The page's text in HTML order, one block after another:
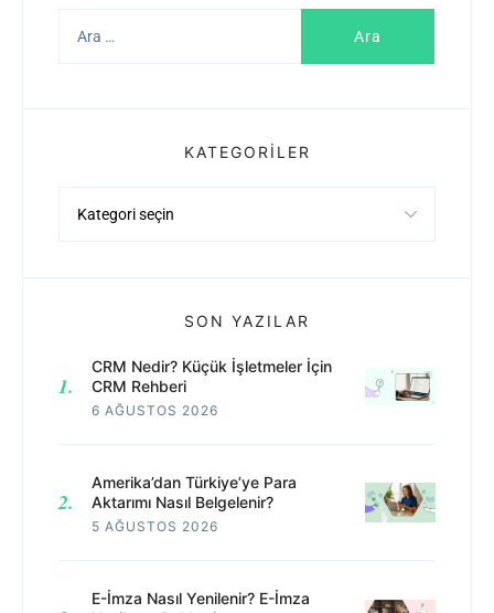
KATEGORILER
SON YAZILAR
CRM Nedir? Küçük İşletmeler İçin
CRM Rehberi
6 AĞUSTOS 2026
Amerika’dan Türkiye’ye Para
Aktarımı Nasıl Belgelenir?
5 AĞUSTOS 2026
E-İmza Nasıl Yenilenir? E-İmza